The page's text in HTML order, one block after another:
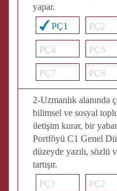
yapar.
PÇ1
PÇ2
PÇ4 PÇ5
PÇ7 PÇ8
2-Uzmanlık alanında
bilimsel ve sosyal
iletişim kurar, bir
Portföyü C1 Genel
düzeyde yazılı, sözlü
tartışır.
PÇ1
PÇ2